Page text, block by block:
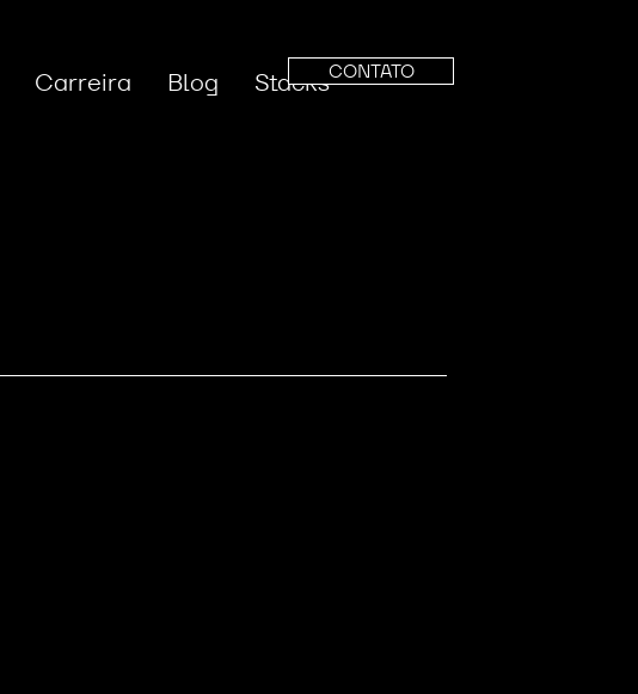
Carreira Blog StacksCONTATO